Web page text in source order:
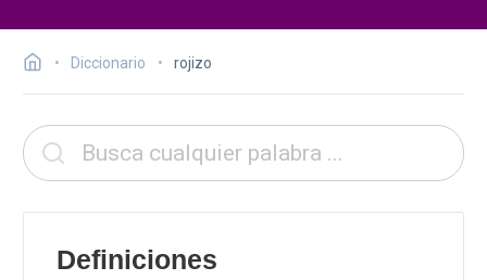
Diccionario rojizo
Definiciones